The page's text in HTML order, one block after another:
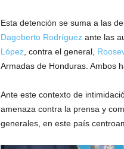
Esta detención se suma a las
Dagoberto Rodríguezante las
López, contra el general,
Armadas de Honduras. Ambos
Ante este contexto de
amenaza contra la prensa y
generales, en este país